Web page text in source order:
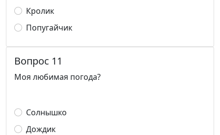
Кролик
Попугайчик
Вопрос 11
Моя любимая погода?
Солнышко
Дождик